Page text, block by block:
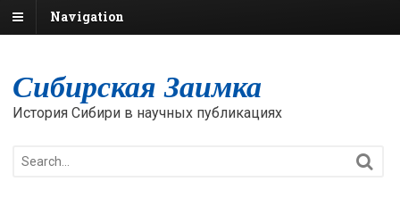
Navigation
Сибирская Заимка
История Сибири в научных публикациях